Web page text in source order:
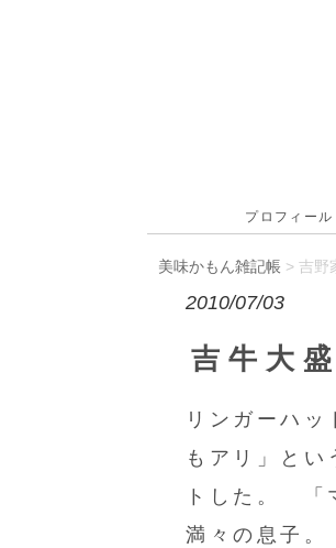
プロフィール
美味かもん雑記帳 >吉野
2010/07/03
吉牛大
リンガーハ
もアリ」とい
トした。 「
満々の息子。